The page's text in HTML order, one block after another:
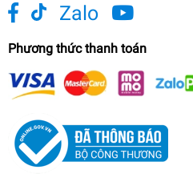
Zalo
Phương thức thanh toán